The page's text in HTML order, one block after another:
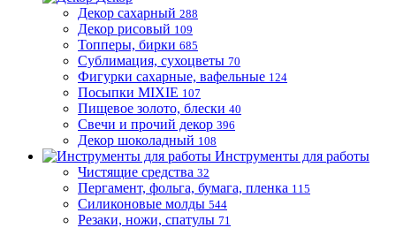
Декор сахарный 288
Декор рисовый 109
Топперы, бирки 685
Сублимация, сухоцветы 70
Фигурки сахарные, вафельные 124
Посыпки MIXIE 107
Пищевое золото, блески 40
Свечи и прочий декор 396
Декор шоколадный 108
Инструменты для работы
Чистящие средства 32
Пергамент, фольга, бумага, пленка 115
Силиконовые молды 544
Резаки, ножи, спатулы 71